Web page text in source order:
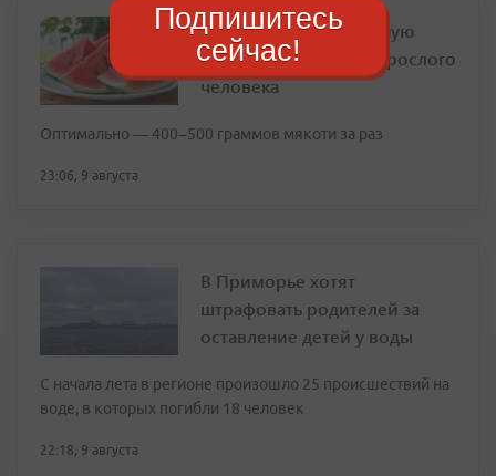
Врач назвала безопасную
порцию арбуза для взрослого
человека
Оптимально — 400–500 граммов мякоти за раз
23:06, 9 августа
В Приморье хотят
штрафовать родителей за
оставление детей у воды
С начала лета в регионе произошло 25 происшествий на
воде, в которых погибли 18 человек
22:18, 9 августа
Подпишитесь
сейчас!